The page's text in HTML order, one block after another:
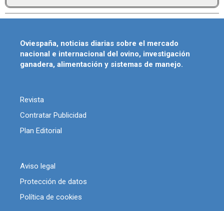
Oviespaña, noticias diarias sobre el mercado
nacional e internacional del ovino, investigación
ganadera, alimentación y sistemas de manejo.
Revista
Contratar Publicidad
Plan Editorial
Aviso legal
Protección de datos
Política de cookies